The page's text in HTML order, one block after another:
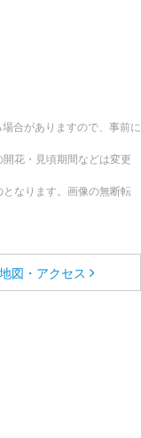
合がありますので、事前に
花・見頃期間などは変更
なります。画像の無断転
地図・アクセス